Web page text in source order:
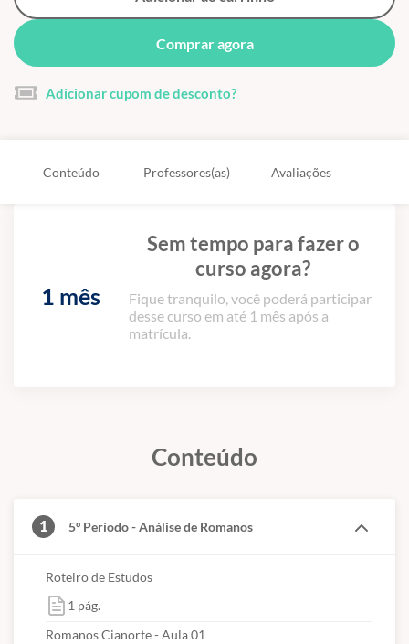
Comprar agora
Adicionar cupom de desconto?
Conteúdo Professores(as) Avaliações
1 mês
Sem tempo para fazer o
curso agora?
Fique tranquilo, você poderá participar
desse curso em até 1 mês após a
matrícula.
Conteúdo
1 5º Período - Análise de Romanos
Roteiro de Estudos
1 pág.
Romanos Cianorte - Aula 01